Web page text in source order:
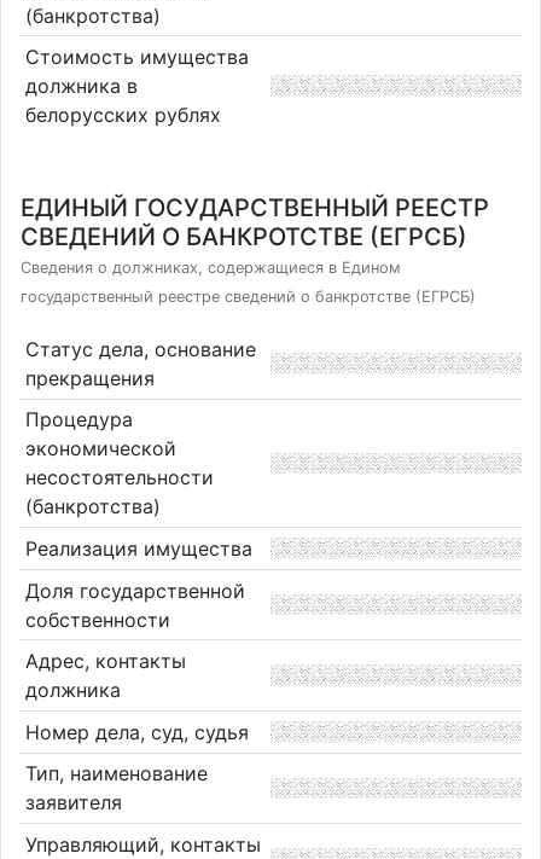
(банкротства)
Стоимость имущества
должника в
белорусских рублях
ЕДИНЫЙ ГОСУДАРСТВЕННЫЙ РЕЕСТР
СВЕДЕНИЙ О БАНКРОТСТВЕ (ЕГРСБ)
Сведения о должниках, содержащиеся в Едином
государственный реестре сведений о банкротстве (ЕГРСБ)
Статус дела, основание
прекращения
Процедура
экономической
несостоятельности
(банкротства)
Реализация имущества
Доля государственной
собственности
Адрес, контакты
должника
Номер дела, суд, судья
Тип, наименование
заявителя
Управляющий, контакты